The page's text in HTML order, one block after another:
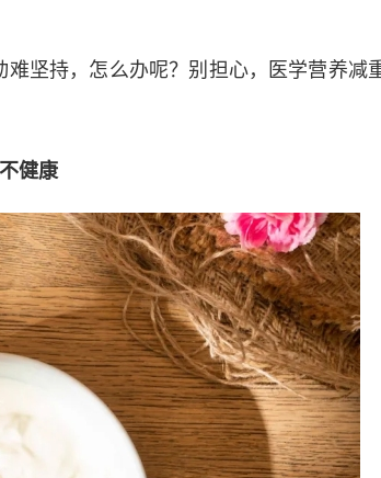
坚持，怎么办呢？别担心，医学营养减
健康